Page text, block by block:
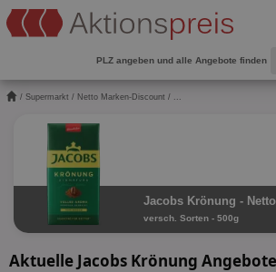
PLZ angeben und alle Angebote finden
/ Supermarkt / Netto Marken-Discount / ...
Jacobs Krönung -
versch. Sorten - 500g
Aktuelle Jacobs Krönung